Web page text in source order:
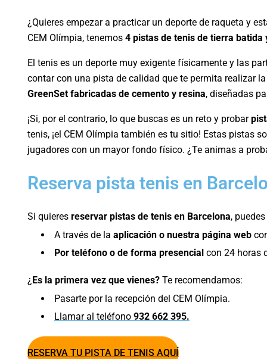
¿Quieres empezar a practicar un deporte de raqueta y
CEM Olímpia, tenemos 4 pistas de tenis de tierra batida
El tenis es un deporte muy exigente físicamente y las
contar con una pista de calidad que te permita realizar
GreenSet fabricadas de cemento y resina, diseñadas
¡Si, por el contrario, lo que buscas es un reto y probar
tenis, ¡el CEM Olímpia también es tu sitio! Estas pistas
jugadores con un mayor fondo físico. ¿Te animas a
Reserva pista tenis en
Si quieres reservar pistas de tenis en Barcelona,
A través de la aplicación o nuestra página web
Por teléfono o de forma presencial con 24 horas
¿ Es la primera vez que vienes? Te recomendamos:
Pasarte por la recepción del CEM Olímpia.
Llamar al teléfono 932 662 395.
RESERVA TU PISTA DE TENIS AQUÍ